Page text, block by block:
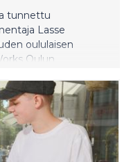
tunnettu
Lasse
oululaisen
Oulun
ja tahto rakentaa